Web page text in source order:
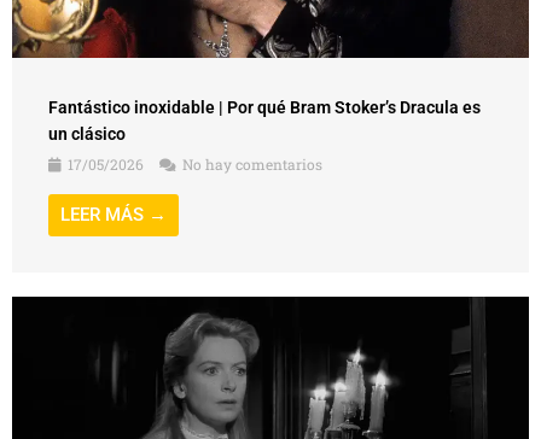
Fantástico inoxidable | Por qué Bram Stoker’s Dracula es
un clásico
17/05/2026
No hay comentarios
LEER MÁS →